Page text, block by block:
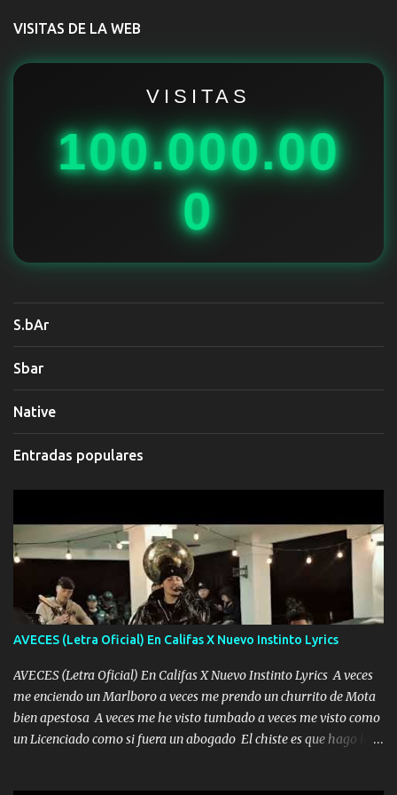
t
r
VISITAS DE LA WEB
VISITAS
100.000.00
0
S.bAr
Sbar
Native
Entradas populares
AVECES (Letra Oficial) En Califas X Nuevo Instinto Lyrics
AVECES (Letra Oficial) En Califas X Nuevo Instinto Lyrics A veces
me enciendo un Marlboro a veces me prendo un churrito de Mota
bien apestosa A veces me he visto tumbado a veces me visto como
un Licenciado como si fuera un abogado El chiste es que hago lo